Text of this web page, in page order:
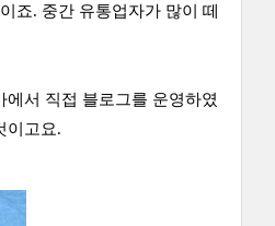
죠. 중간 유통업자가 많이 떼
서 직접 블로그를 운영하였
이고요.